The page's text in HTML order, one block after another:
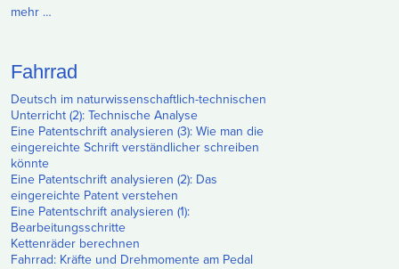
mehr …
Fahrrad
Deutsch im naturwissenschaftlich-technischen
Unterricht (2): Technische Analyse
Eine Patentschrift analysieren (3): Wie man die
eingereichte Schrift verständlicher schreiben
könnte
Eine Patentschrift analysieren (2): Das
eingereichte Patent verstehen
Eine Patentschrift analysieren (1):
Bearbeitungsschritte
Kettenräder berechnen
Fahrrad: Kräfte und Drehmomente am Pedal